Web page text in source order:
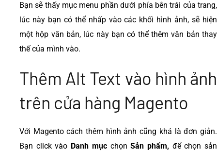
Bạn sẽ thấy mục menu phần dưới phía bên trái của trang,
lúc này bạn có thể nhấp vào các khối hình ảnh, sẽ hiện
một hộp văn bản, lúc này bạn có thể thêm văn bản thay
thế của mình vào.
Thêm Alt Text vào hình ảnh
trên cửa hàng Magento
Với Magento cách thêm hình ảnh cũng khá là đơn giản.
Bạn click vào Danh mụcchọnSản phẩm, để chọn sản